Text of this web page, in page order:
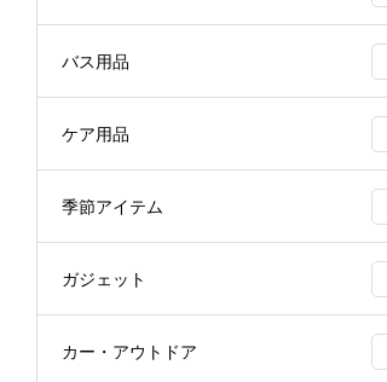
バス用品
ケア用品
季節アイテム
ガジェット
カー・アウトドア